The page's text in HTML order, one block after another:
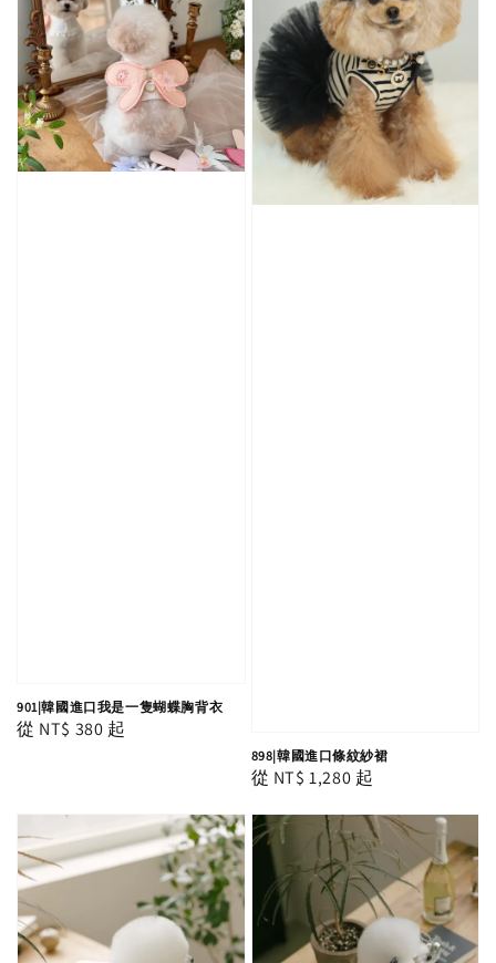
901|韓國進口我是一隻蝴蝶胸背衣
Regular
從 NT$ 380 起
898|韓國進口條紋紗裙
Regular
從 NT$ 1,280 起